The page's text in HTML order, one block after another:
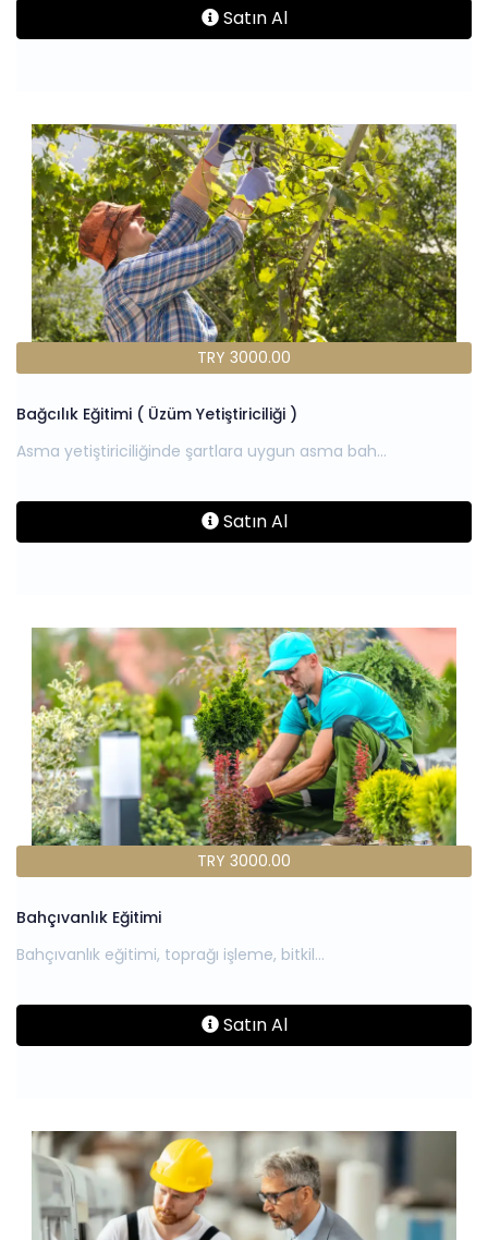
Satın Al
TRY 3000.00
Bağcılık Eğitimi ( Üzüm Yetiştiriciliği )
Satın Al
TRY 3000.00
Bahçıvanlık Eğitimi
Satın Al